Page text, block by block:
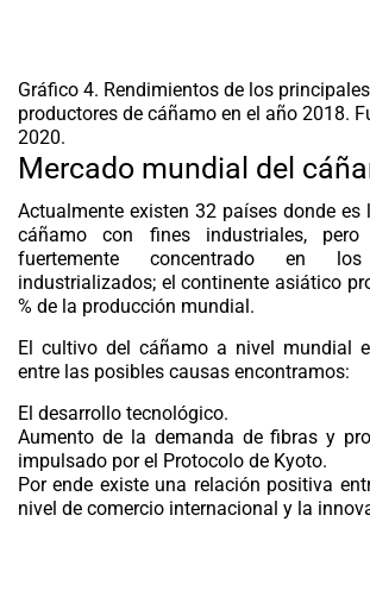
Gráfico 4. Rendimientos de los
productores de cáñamo en el año 2018.
2020.
Mercado mundial del
Actualmente existen 32 países donde es
cáñamo con fines industriales,
fuertemente concentrado en
industrializados; el continente asiático
% de la producción mundial.
El cultivo del cáñamo a nivel mundial
entre las posibles causas encontramos:
El desarrollo tecnológico.
Aumento de la demanda de fibras y
impulsado por el Protocolo de Kyoto.
Por ende existe una relación positiva
nivel de comercio internacional y la